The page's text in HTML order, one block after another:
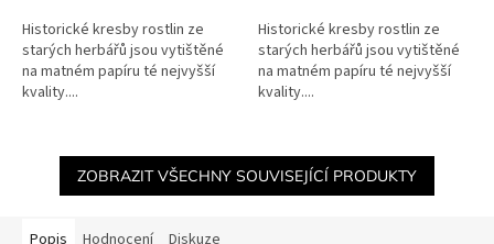
Historické kresby rostlin ze
starých herbářů jsou vytištěné
na matném papíru té nejvyšší
kvality....
Historické kresby rostlin ze
starých herbářů jsou vytištěné
na matném papíru té nejvyšší
kvality....
ZOBRAZIT VŠECHNY SOUVISEJÍCÍ PRODUKTY
Popis Hodnocení Diskuze